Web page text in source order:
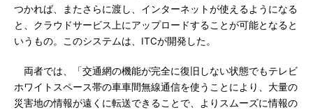
つかれば、またさらに渡し、インターネットが使えるようになる
と、クラウドサービス上にアップロードすることが可能となると
いうもの。このシステムは、ITCが開発した。
両者では、「交通網の機能が完全に復旧しない状態でもテレビ
ホワイトスペース帯の車車間無線通信を使うことにより、大量の
災害地の情報が遠くに転送できることで、よりスムーズに情報の